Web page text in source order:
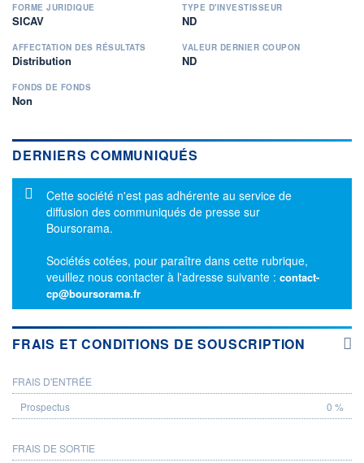
FORME JURIDIQUE
SICAV
TYPE D'INVESTISSEUR
ND
AFFECTATION DES RÉSULTATS
Distribution
VALEUR DERNIER COUPON
ND
FONDS DE FONDS
Non
DERNIERS COMMUNIQUÉS
Message d'information
Cette société n'est pas adhérente au service de
diffusion des communiqués de presse sur
Boursorama.
Sociétés cotées, pour paraître dans cette rubrique,
veuillez nous contacter à l'adresse suivante : contact-
cp@boursorama.fr
FRAIS ET CONDITIONS DE SOUSCRIPTION
PROSPECTUS
FRAIS D'ENTRÉE
0 %
FRAIS DE SORTIE